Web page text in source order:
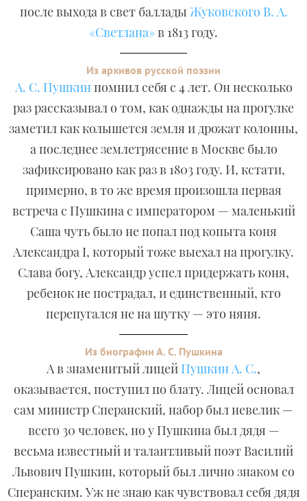
после выхода в свет баллады Жуковского В. А.
«Светлана»в 1813 году.
Из архивов русской поэзии
А. С. Пушкинпомнил себя с 4 лет. Он несколько
раз рассказывал о том, как однажды на прогулке
заметил как колышется земля и дрожат колонны,
а последнее землетрясение в Москве было
зафиксировано как раз в 1803 году. И, кстати,
примерно, в то же время произошла первая
встреча с Пушкина с императором — маленький
Саша чуть было не попал под копыта коня
Александра I, который тоже выехал на прогулку.
Слава богу, Александр успел придержать коня,
ребенок не пострадал, и единственный, кто
перепугался не на шутку — это няня.
Из биографии А. С. Пушкина
А в знаменитый лицей Пушкин А. С.,
оказывается, поступил по блату. Лицей основал
сам министр Сперанский, набор был невелик —
всего 30 человек, но у Пушкина был дядя —
весьма известный и талантливый поэт Василий
Львович Пушкин, который был лично знаком со
Сперанским. Уж не знаю как чувствовал себя дядя